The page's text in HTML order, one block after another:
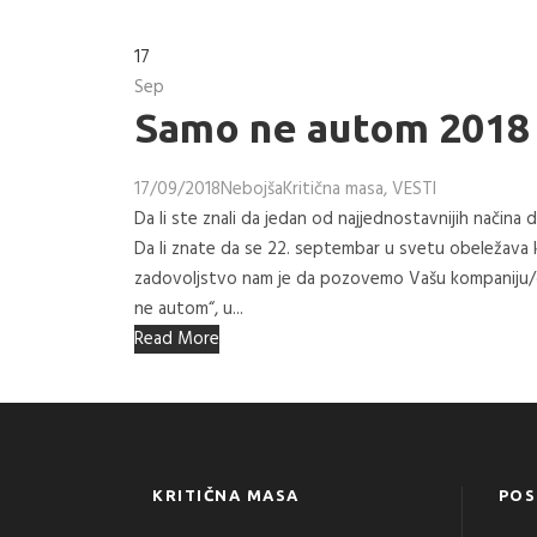
17
Sep
Samo ne autom 2018
17/09/2018NebojšaKritična masa,VESTI
Da li ste znali da jedan od najjednostavnijih
Da li znate da se 22. septembar u svetu
zadovoljstvo nam je da pozovemo Vašu
ne autom“, u...
Read More
KRITIČNA MASA